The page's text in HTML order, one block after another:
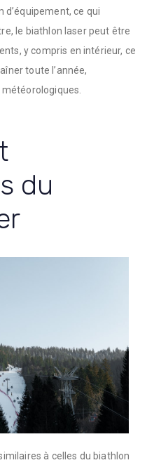
d’équipement, ce qui
le biathlon laser peut être
y compris en intérieur, ce
toute l’année,
du
à celles du biathlon